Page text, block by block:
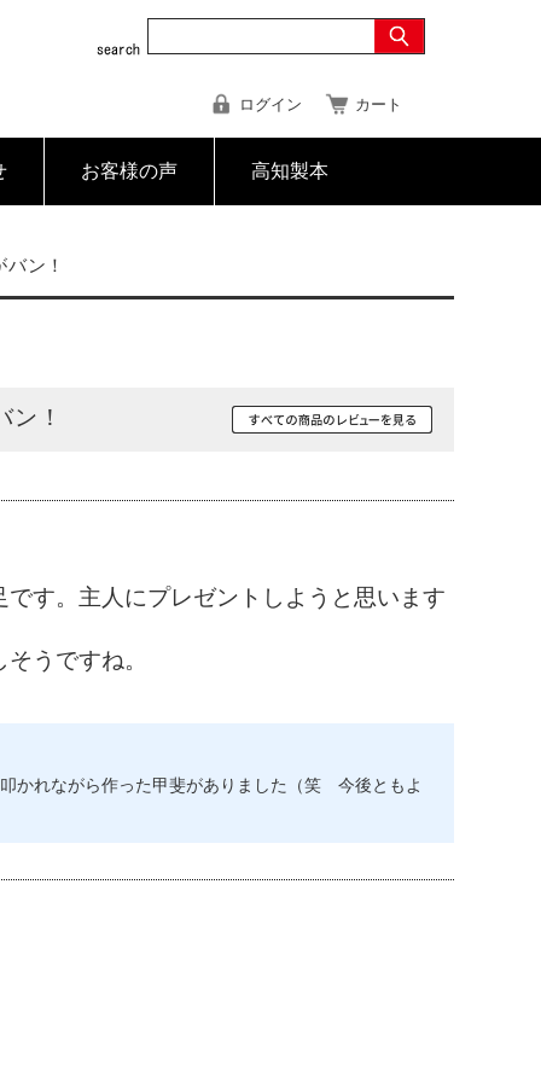
ログイン カート
お客様の声 高知製本
ン！
！
す。主人にプレゼントしようと思います
うですね。
かれながら作った甲斐がありました（笑 今後ともよ